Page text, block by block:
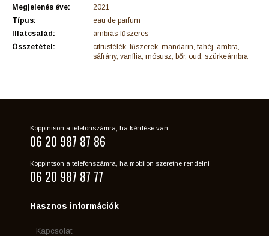
Megjelenés éve:
2021
Típus:
eau de parfum
Illatcsalád:
ámbrás-fűszeres
Összetétel:
citrusfélék, fűszerek, mandarin, fahéj, ámbra,
sáfrány, vanília, mósusz, bőr, oud, szürkeámbra
Koppintson a telefonszámra, ha kérdése van
06 20 987 87 86
Koppintson a telefonszámra, ha mobilon szeretne rendelni
06 20 987 87 77
Hasznos információk
Kapcsolat